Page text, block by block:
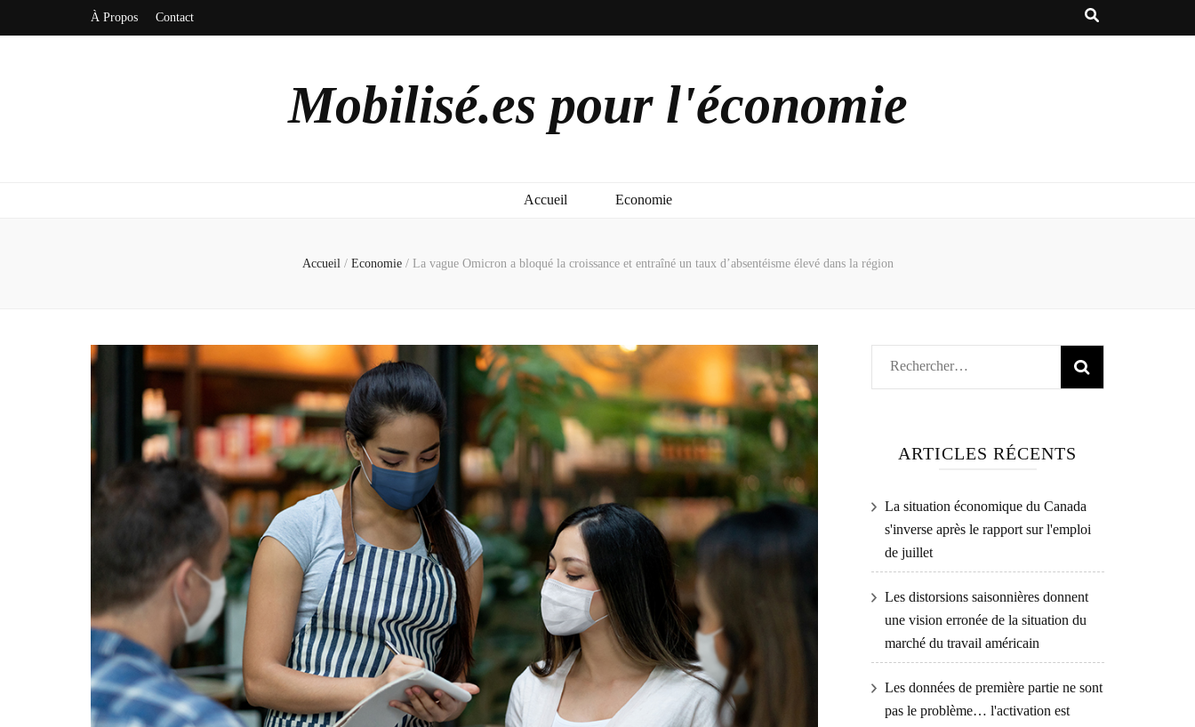
À Propos Contact
Mobilisé.es pour l'économie
Accueil Economie
Accueil / Economie / La vague Omicron a bloqué la croissance et entraîné un taux d’absentéisme élevé dans la région
Rechercher :
ARTICLES RÉCENTS
La situation économique du Canada
s'inverse après le rapport sur l'emploi
de juillet
Les distorsions saisonnières donnent
une vision erronée de la situation du
marché du travail américain
Les données de première partie ne sont
pas le problème… l'activation est